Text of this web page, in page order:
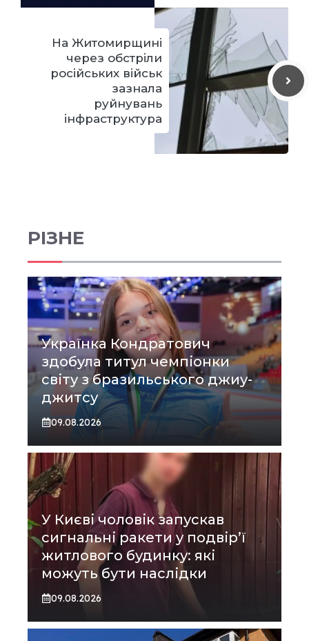
На Житомирщині
через обстріли
російських військ
зазнала
руйнувань
інфраструктура
РІЗНЕ
Українка Кондратович
здобула титул чемпіонки
світу з бразильського джиу-
джитсу
09.08.2026
У Києві чоловік запускав
сигнальні ракети у подвір’ї
житлового будинку: які
можуть бути наслідки
09.08.2026